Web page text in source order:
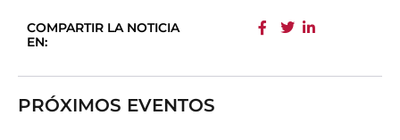
COMPARTIR LA NOTICIA
EN:
PRÓXIMOS EVENTOS